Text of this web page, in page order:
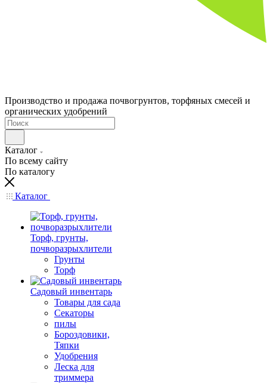
Производство и продажа почвогрунтов, торфяных смесей и
органических удобрений
Каталог
По всему сайту
По каталогу
Каталог
Торф, грунты,
почворазрыхлители
Грунты
Торф
Садовый инвентарь
Товары для сада
Секаторы
пилы
Бороздовики,
Тяпки
Удобрения
Леска для
триммера